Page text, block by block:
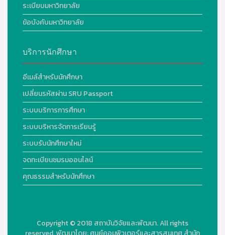
ระเบียบมหาวิทยาลัย
ข้อบังคับมหาวิทยาลัย
บริการนักศึกษา
อีเมล์สำหรับนักศึกษา
เปลี่ยนรหัสผ่าน SRU Passport
ระบบบริการการศึกษา
ระบบบริหารจัดการเรียนรู้
ระบบรับนักศึกษาใหม่
จดทะเบียนชมรมออนไลน์
คุณธรรมสำหรับนักศึกษา
Copyright © 2018 สถาบันวิจัยและพัฒนา. All rights